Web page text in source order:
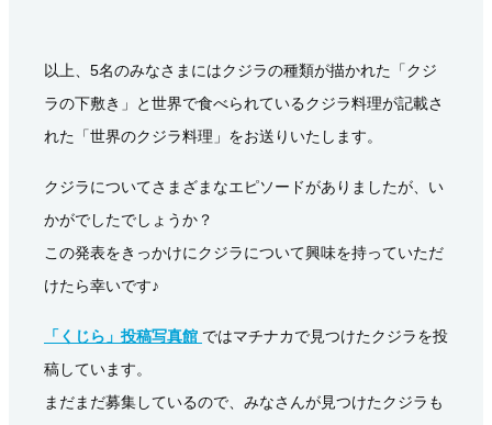
以上、5名のみなさまにはクジラの種類が描かれた「クジ
ラの下敷き」と世界で食べられているクジラ料理が記載さ
れた「世界のクジラ料理」をお送りいたします。
クジラについてさまざまなエピソードがありましたが、い
かがでしたでしょうか？
この発表をきっかけにクジラについて興味を持っていただ
けたら幸いです♪
「くじら」投稿写真館 ではマチナカで見つけたクジラを投
稿しています。
まだまだ募集しているので、みなさんが見つけたクジラも